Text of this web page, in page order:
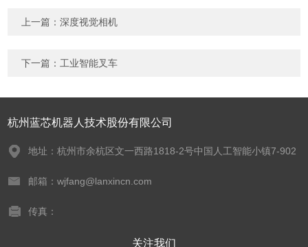
上一篇：深度视觉相机
下一篇： 工业智能叉车
杭州蓝芯机器人技术股份有限公司
地址：杭州市余杭区文一西路1818-2号中国人工智能小镇7-902
邮箱：wjfang@lanxincn.com
传真：
关注我们